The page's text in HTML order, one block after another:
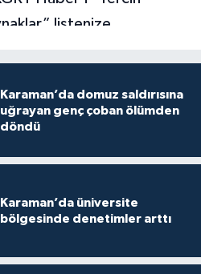
Karaman’da domuz saldırısına
uğrayan genç çoban ölümden
döndü
Karaman’da üniversite
bölgesinde denetimler arttı